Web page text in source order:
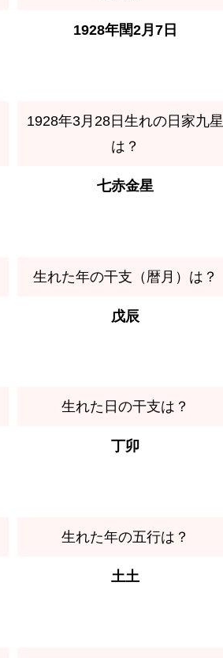
1928年閏2月7日
1928年3月28日生れの日家九星
は？
七赤金星
生れた年の干支（暦月）は？
戊辰
生れた日の干支は？
丁卯
生れた年の五行は？
土土